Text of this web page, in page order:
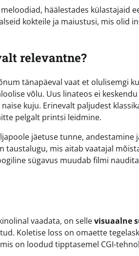
häälestades külastajaid
kokteile ja maiustusi, mis olid
relevantne?
tänapäeval vaat et olulisemgi
võlu. Uus linateos ei
kuju. Erinevalt paljudest
pelgalt printsi leidmine.
jäetuse tunne, andestamine
taustalugu, mis aitab vaatajal
sügavus muudab filmi
vaadata, on sellevisuaalne
Koletise loss on omaette
on loodud tipptasemel CGI-